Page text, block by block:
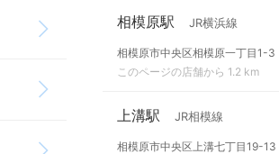
相模原駅 JR横浜線
相模原市中央区相模原一丁目1-3
このページの店舗から 1.2 km
上溝駅 JR相模線
相模原市中央区上溝七丁目19-13